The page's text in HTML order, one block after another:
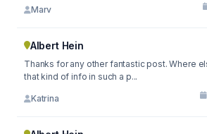
Marv
Albert Hein
Thanks for any other fantastic post. Where else could anybody get
that kind of info in such a p...
Katrina